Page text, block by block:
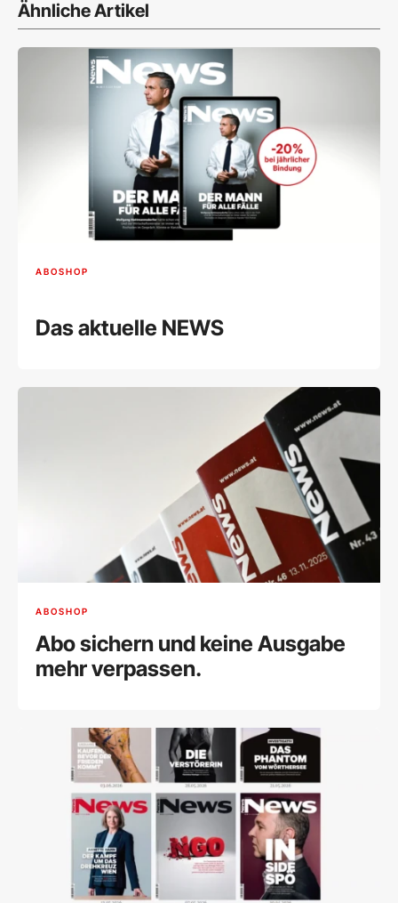
Ähnliche Artikel
ABOSHOP
Das aktuelle NEWS
ABOSHOP
Abo sichern und keine Ausgabe
mehr verpassen.